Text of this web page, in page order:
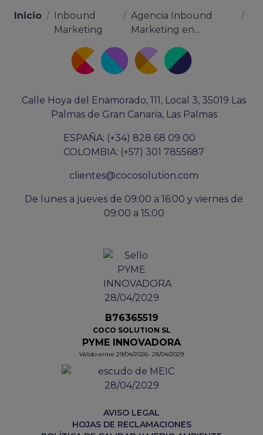
Inicio / Inbound
Marketing
/ Agencia Inbound
Marketing en...
/
Calle Hoya del Enamorado, 111, Local 3, 35019 Las
Palmas de Gran Canaria, Las Palmas
ESPAÑA: (+34) 828 68 09 00
COLOMBIA: (+57) 301 7855687
clientes@cocosolution.com
De lunes a jueves de 09:00 a 16:00 y viernes de
09:00 a 15:00
B76365519
COCO SOLUTION SL
PYME INNOVADORA
Válido entre 29/04/2026- 28/04/2029
AVISO LEGAL
HOJAS DE RECLAMACIONES